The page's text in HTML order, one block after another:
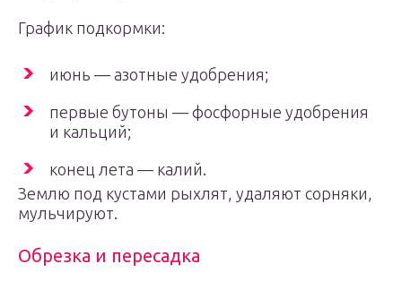
График подкормки:
июнь — азотные удобрения;
первые бутоны — фосфорные удобрения
и кальций;
конец лета — калий.
Землю под кустами рыхлят, удаляют сорняки,
мульчируют.
Обрезка и пересадка